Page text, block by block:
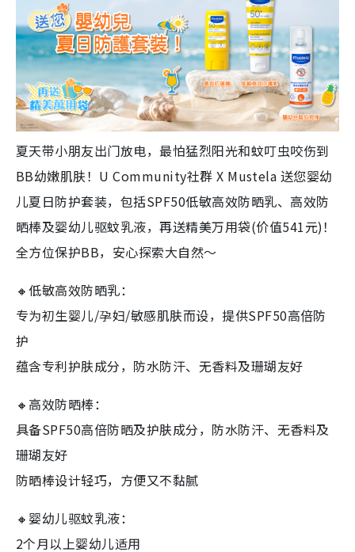
夏天带小朋友出门放电，最怕猛烈阳光和蚊叮虫咬伤到
BB幼嫩肌肤！U Community社群 X Mustela 送您婴幼
儿夏日防护套装，包括SPF50低敏高效防晒乳、高效防
晒棒及婴幼儿驱蚊乳液，再送精美万用袋(价值541元)！
全方位保护BB，安心探索大自然～
🔸低敏高效防晒乳：
专为初生婴儿/孕妇/敏感肌肤而设，提供SPF50高倍防
护
蕴含专利护肤成分，防水防汗、无香料及珊瑚友好
🔸高效防晒棒：
具备SPF50高倍防晒及护肤成分，防水防汗、无香料及
珊瑚友好
防晒棒设计轻巧，方便又不黏腻
🔸婴幼儿驱蚊乳液：
2个月以上婴幼儿适用